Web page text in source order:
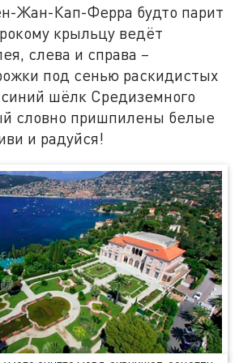
Жан-Кап-Ферра будто парит
крыльцу ведёт
слева и справа –
под сенью раскидистых
шёлк Средиземного
словно пришпилены белые
и радуйся!